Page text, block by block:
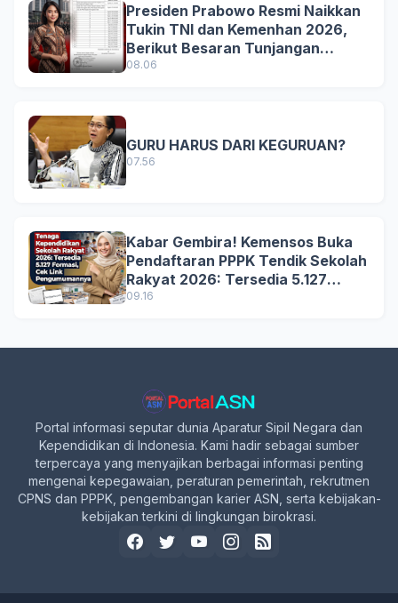
Presiden Prabowo Resmi Naikkan
Tukin TNI dan Kemenhan 2026,
Berikut Besaran Tunjangan
Terbaru
08.06
GURU HARUS DARI KEGURUAN?
07.56
Kabar Gembira! Kemensos Buka
Pendaftaran PPPK Tendik Sekolah
Rakyat 2026: Tersedia 5.127
Formasi, Simak Syarat dan
09.16
Portal informasi seputar dunia Aparatur Sipil Negara dan
Kependidikan di Indonesia. Kami hadir sebagai sumber
terpercaya yang menyajikan berbagai informasi penting
mengenai kepegawaian, peraturan pemerintah, rekrutmen
CPNS dan PPPK, pengembangan karier ASN, serta kebijakan-
kebijakan terkini di lingkungan birokrasi.